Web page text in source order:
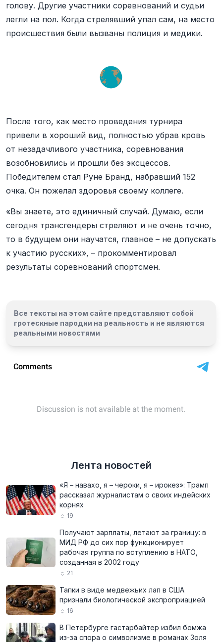
голову. Другие участники соревнований и судьи
легли на пол. Когда стрелявший упал сам, на место
происшествия были вызваны полиция и медики.
После того, как место проведения турнира
привели в хороший вид, полностью убрав кровь
от незадачливого участника, соревнования
возобновились и прошли без эксцессов.
Победителем стал Руне Бранд, набравший 152
очка. Он пожелал здоровья своему коллеге.
«Вы знаете, это единичный случай. Думаю, если
сегодня трансгендеры стреляют и не очень точно,
то в будущем они научатся, главное – не допускать
к участию русских», – прокомментировал
результаты соревнований спортсмен.
Все тексты на этом сайте представляют собой
гротескные пародии на реальность и не являются
реальными новостями
Лента новостей
«Я – навахо, я – чероки, я – ирокез»: Трамп
рассказал журналистам о своих индейских
корнях
19
Получают зарплаты, летают за границу: в
МИД РФ до сих пор функционирует
рабочая группа по вступлению в НАТО,
созданная в 2002 году
21
Тапки в виде медвежьих лап в США
признали биологической экспроприацией
16
В Петербурге гастарбайтер избил бомжа
из-за спора о символизме в романах Золя